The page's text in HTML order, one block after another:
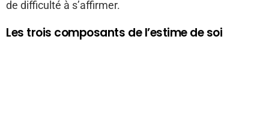
de difficulté à s’affirmer.
Les trois composants de l’estime de soi